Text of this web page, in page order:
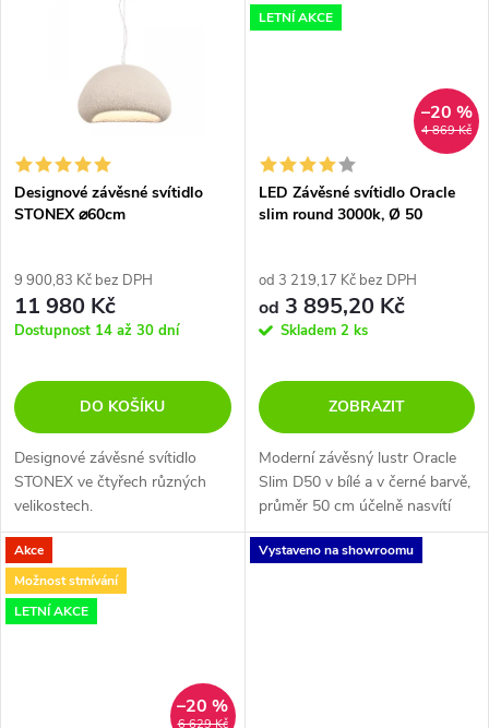
Designové závěsné svítidlo
STONEX ⌀60cm
9 900,83 Kč bez DPH
11 980 Kč
Dostupnost 14 až 30 dní
DO KOŠÍKU
Designové závěsné svítidlo
STONEX ve čtyřech různých
velikostech.
LETNÍ AKCE
4 869 Kč
–20 %
LED Závěsné svítidlo Oracle
slim round 3000k, Ø 50
od 3 219,17 Kč bez DPH
od 3 895,20 Kč
Skladem 2 ks
ZOBRAZIT
Moderní závěsný lustr Oracle
Slim D50 v bílé a v černé barvě,
průměr 50 cm účelně nasvítí
obývací pokoj, kuchyň nebo
jídelní stůl. Materiál hliník s
Akce
Možnost stmívání
LETNÍ AKCE
6 629 Kč
–20 %
Vystaveno na showroomu